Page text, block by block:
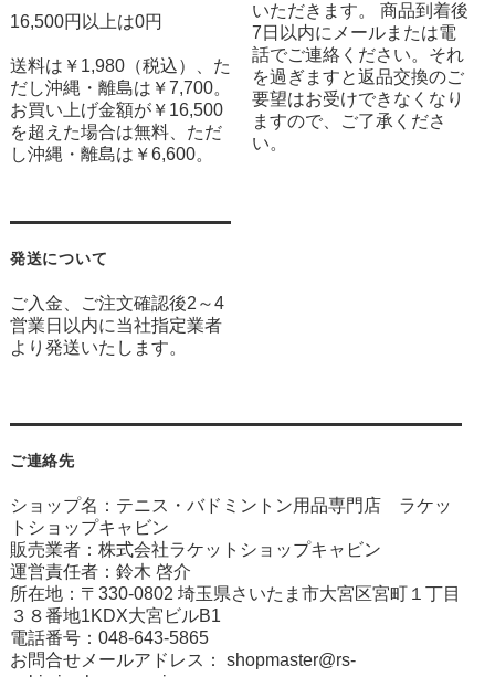
16,500円以上は0円
送料は￥1,980（税込）、た
だし沖縄・離島は￥7,700。
お買い上げ金額が￥16,500
を超えた場合は無料、ただ
し沖縄・離島は￥6,600。
発送について
ご入金、ご注文確認後2～4
営業日以内に当社指定業者
より発送いたします。
いただきます。 商品到着後
7日以内にメールまたは電
話でご連絡ください。それ
を過ぎますと返品交換のご
要望はお受けできなくなり
ますので、ご了承くださ
い。
ご連絡先
ショップ名：テニス・バドミントン用品専門店 ラケッ
トショップキャビン
販売業者：株式会社ラケットショップキャビン
運営責任者：鈴木 啓介
所在地：〒330-0802 埼玉県さいたま市大宮区宮町１丁目
３８番地1KDX大宮ビルB1
電話番号：048-643-5865
お問合せメールアドレス： shopmaster@rs-